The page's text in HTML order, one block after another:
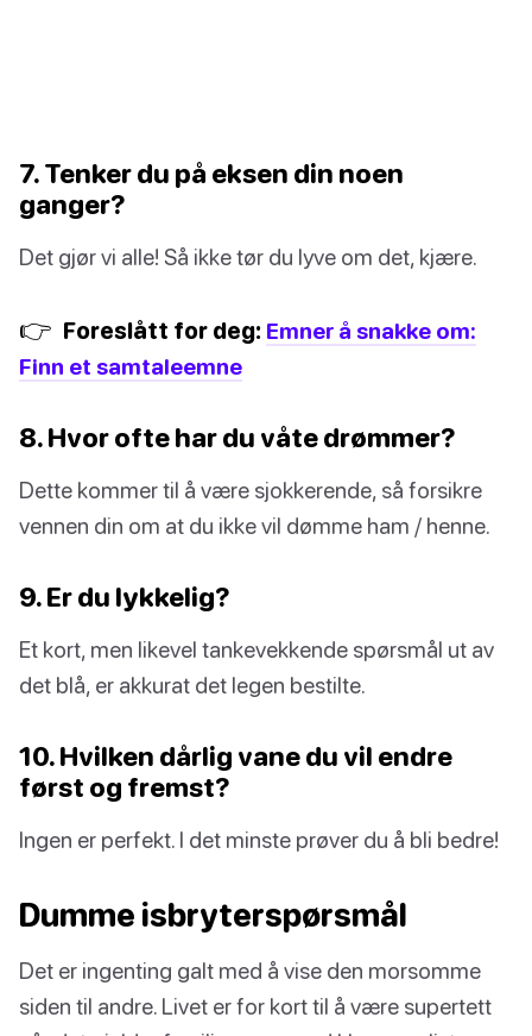
7. Tenker du på eksen din noen
ganger?
Det gjør vi alle! Så ikke tør du lyve om det, kjære.
👉 Foreslått for deg: Emner å snakke om:
Finn et samtaleemne
8. Hvor ofte har du våte drømmer?
Dette kommer til å være sjokkerende, så forsikre
vennen din om at du ikke vil dømme ham / henne.
9. Er du lykkelig?
Et kort, men likevel tankevekkende spørsmål ut av
det blå, er akkurat det legen bestilte.
10. Hvilken dårlig vane du vil endre
først og fremst?
Ingen er perfekt. I det minste prøver du å bli bedre!
Dumme isbryterspørsmål
Det er ingenting galt med å vise den morsomme
siden til andre. Livet er for kort til å være supertett